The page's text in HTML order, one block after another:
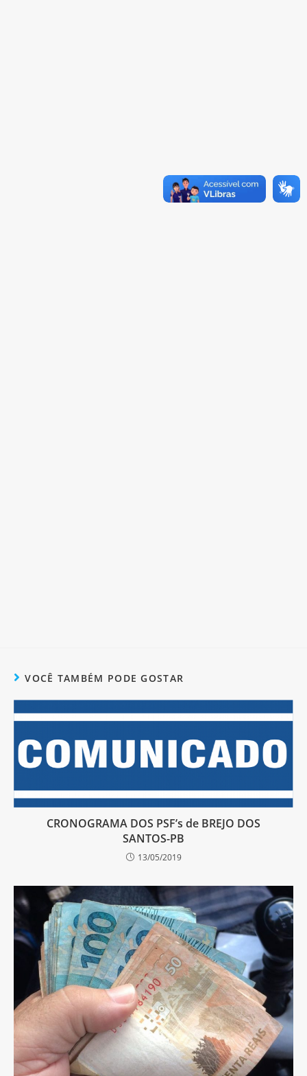
VOCÊ TAMBÉM PODE GOSTAR
CRONOGRAMA DOS PSF’s de BREJO DOS
SANTOS-PB
13/05/2019